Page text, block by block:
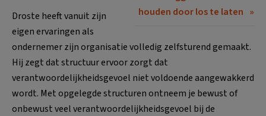
houden door los te laten
Droste heeft vanuit zijn
eigen ervaringen als
ondernemer zijn organisatie volledig zelfsturend gemaakt.
Hij zegt dat structuur ervoor zorgt dat
verantwoordelijkheidsgevoel niet voldoende aangewakkerd
wordt. Met opgelegde structuren ontneem je bewust of
onbewust veel verantwoordelijkheidsgevoel bij de